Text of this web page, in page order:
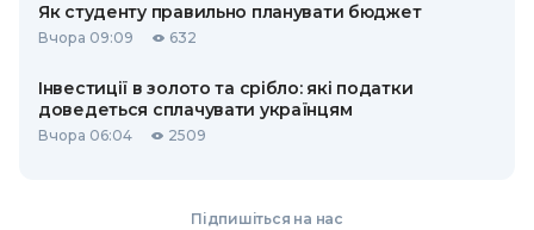
Як студенту правильно планувати бюджет
Вчора 09:09 632
Інвестиції в золото та срібло: які податки
доведеться сплачувати українцям
Вчора 06:04 2509
Підпишіться на нас